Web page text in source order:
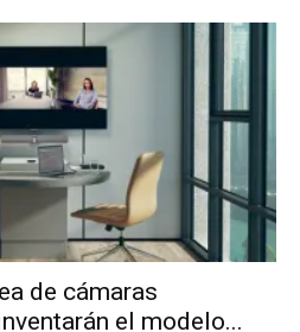
de cámaras
el modelo...